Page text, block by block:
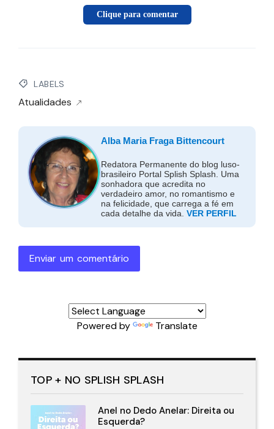
Clique para comentar
LABELS
Atualidades
Alba Maria Fraga Bittencourt
Redatora Permanente do blog luso-
brasileiro Portal Splish Splash. Uma
sonhadora que acredita no
verdadeiro amor, no romantismo e
na felicidade, que carrega a fé em
cada detalhe da vida. VER PERFIL
Enviar um comentário
Powered by Translate
TOP + NO SPLISH SPLASH
Anel no Dedo Anelar: Direita ou
Esquerda?